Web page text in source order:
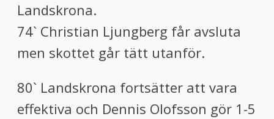
Landskrona.
74` Christian Ljungberg får avsluta
men skottet går tätt utanför.
80` Landskrona fortsätter att vara
effektiva och Dennis Olofsson gör 1-5